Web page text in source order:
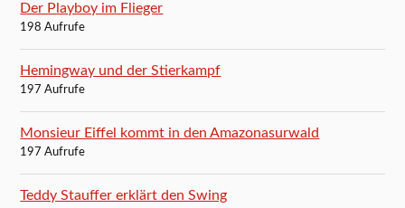
Der Playboy im Flieger
198 Aufrufe
Hemingway und der Stierkampf
197 Aufrufe
Monsieur Eiffel kommt in den Amazonasurwald
197 Aufrufe
Teddy Stauffer erklärt den Swing